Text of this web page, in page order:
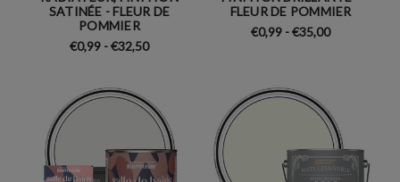
SATINÉE - FLEUR DE
POMMIER
€0,99 - €32,50
FLEUR DE POMMIER
€0,99 - €35,00